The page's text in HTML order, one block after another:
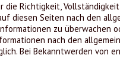
Richtigkeit,
diesen Seiten nach den
zu überwachen
nach den
Bei Bekanntwerden